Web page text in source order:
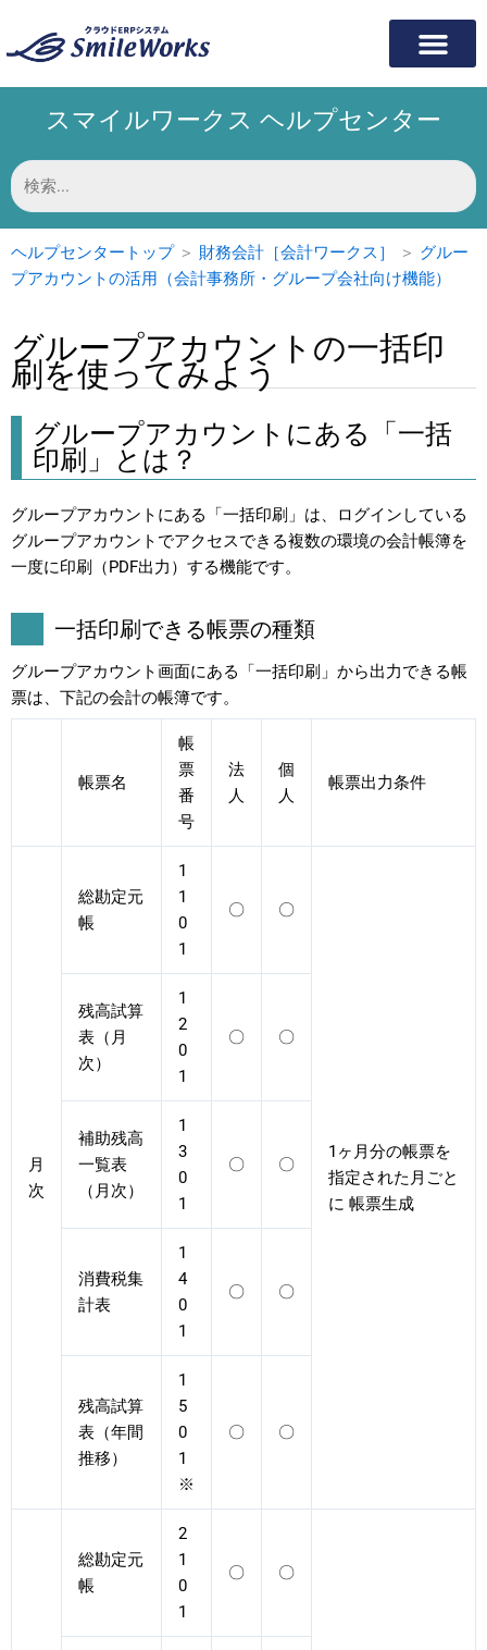
ス
プ
スマイルワークス ヘルプセンター
検
索
対
象:
ヘルプセンタートップ＞ 財務会計［会計ワークス］ ＞ グルー
プアカウントの活用（会計事務所・グループ会社向け機能）
グループアカウントの一括印
刷を使ってみよう
グループアカウントにある「一括
印刷」とは？
グループアカウントにある「一括印刷」は、ログインしている
グループアカウントでアクセスできる複数の環境の会計帳簿を
一度に印刷（PDF出力）する機能です。
一括印刷できる帳票の種類
グループアカウント画面にある「一括印刷」から出力できる帳
票は、下記の会計の帳簿です。
帳票名
帳
票
番
号
法
人
個
人
帳票出力条件
月
次
総勘定元
帳
1
1
0
1
〇 〇
1ヶ月分の帳票を
指定された月ごと
に 帳票生成
残高試算
表（月
次）
1
2
0
1
〇 〇
補助残高
一覧表
（月次）
1
3
0
1
〇 〇
消費税集
計表
1
4
0
1
〇 〇
残高試算
表（年間
推移）
1
5
0
1
※
〇 〇
総勘定元
帳
2
1
0
1
〇 〇